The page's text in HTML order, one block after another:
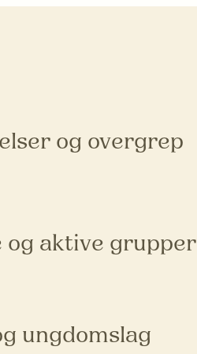
og overgrep
og aktive grupper
ungdomslag